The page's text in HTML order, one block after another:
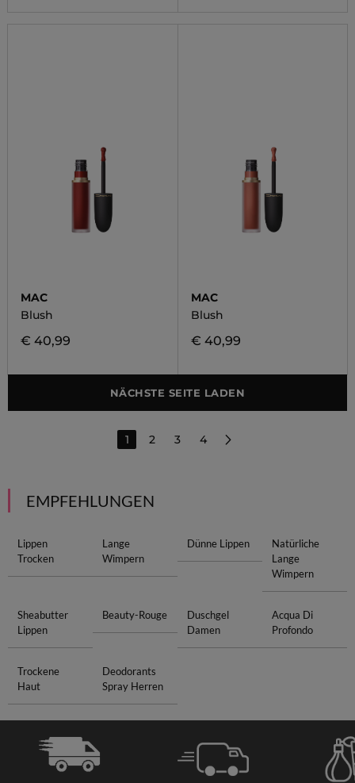
MAC
Blush
€ 40,99
MAC
Blush
€ 40,99
NÄCHSTE SEITE LADEN
1 2 3 4
EMPFEHLUNGEN
Lippen
Trocken
Lange
Wimpern
Dünne Lippen
Natürliche
Lange
Wimpern
Sheabutter
Lippen
Beauty-Rouge
Duschgel
Damen
Acqua Di
Profondo
Trockene
Haut
Deodorants
Spray Herren